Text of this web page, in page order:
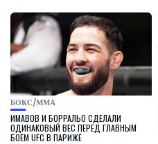
БОКС/ММА
ИМАВОВ И БОРРАЛЬО СДЕЛАЛИ
ОДИНАКОВЫЙ ВЕС ПЕРЕД ГЛАВНЫМ
БОЕМ UFC В ПАРИЖЕ